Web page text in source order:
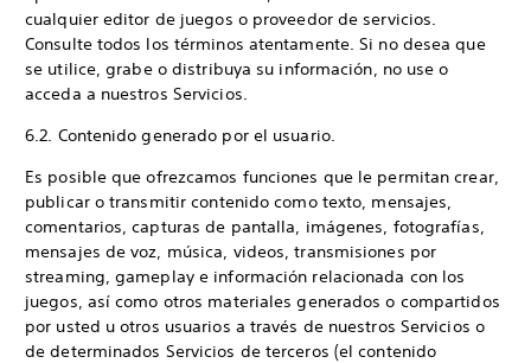
cualquier editor de juegos o proveedor de servicios.
Consulte todos los términos atentamente. Si no desea que
se utilice, grabe o distribuya su información, no use o
acceda a nuestros Servicios.
6.2. Contenido generado por el usuario.
Es posible que ofrezcamos funciones que le permitan crear,
publicar o transmitir contenido como texto, mensajes,
comentarios, capturas de pantalla, imágenes, fotografías,
mensajes de voz, música, videos, transmisiones por
streaming, gameplay e información relacionada con los
juegos, así como otros materiales generados o compartidos
por usted u otros usuarios a través de nuestros Servicios o
de determinados Servicios de terceros (el contenido